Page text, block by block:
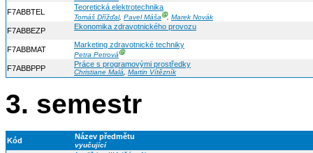
F7ABBTEL
Teoretická elektrotechnika
Tomáš Dřížďal, Pavel MášaⒼ, Marek Novák
F7ABBEZP Ekonomika zdravotnického provozu
F7ABBMAT
Marketing zdravotnické techniky
Petra PetrováⒼ
F7ABBPPP Práce s programovými prostředky
Christiane Malá, Martin Vítězník
3. semestr
Kód Název předmětu
vyučující